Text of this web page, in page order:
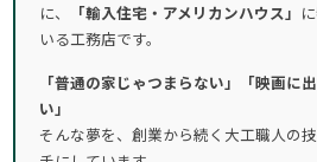
に、
「輸入住宅・アメリカンハウス」
いる工務店です。
「普通の家じゃつまらない」「映画に
い」
そんな夢を、創業から続く大工職人の